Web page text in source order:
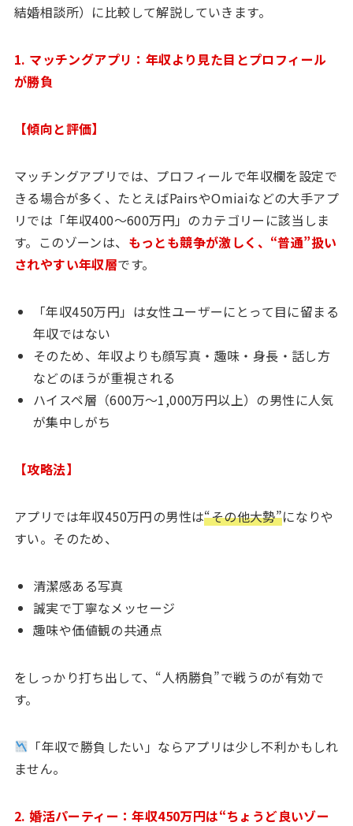
結婚相談所）に比較して解説していきます。
1. マッチングアプリ：年収より見た目とプロフィール
が勝負
【傾向と評価】
マッチングアプリでは、プロフィールで年収欄を設定で
きる場合が多く、たとえばPairsやOmiaiなどの大手アプ
リでは「年収400〜600万円」のカテゴリーに該当しま
す。このゾーンは、 もっとも競争が激しく、“普通”扱い
されやすい年収層です。
「年収450万円」は女性ユーザーにとって目に留まる
年収ではない
そのため、年収よりも顔写真・趣味・身長・話し方
などのほうが重視される
ハイスペ層（600万〜1,000万円以上）の男性に人気
が集中しがち
【攻略法】
アプリでは年収450万円の男性は“その他大勢”になりや
すい。そのため、
清潔感ある写真
誠実で丁寧なメッセージ
趣味や価値観の共通点
をしっかり打ち出して、“人柄勝負”で戦うのが有効で
す。
「年収で勝負したい」ならアプリは少し不利かもしれ
ません。
2. 婚活パーティー：年収450万円は“ちょうど良いゾー